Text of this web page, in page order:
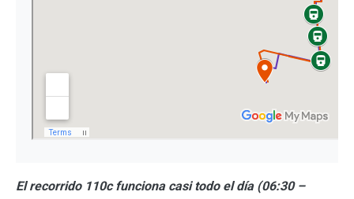
El recorrido 110c funciona casi todo el día (06:30 –